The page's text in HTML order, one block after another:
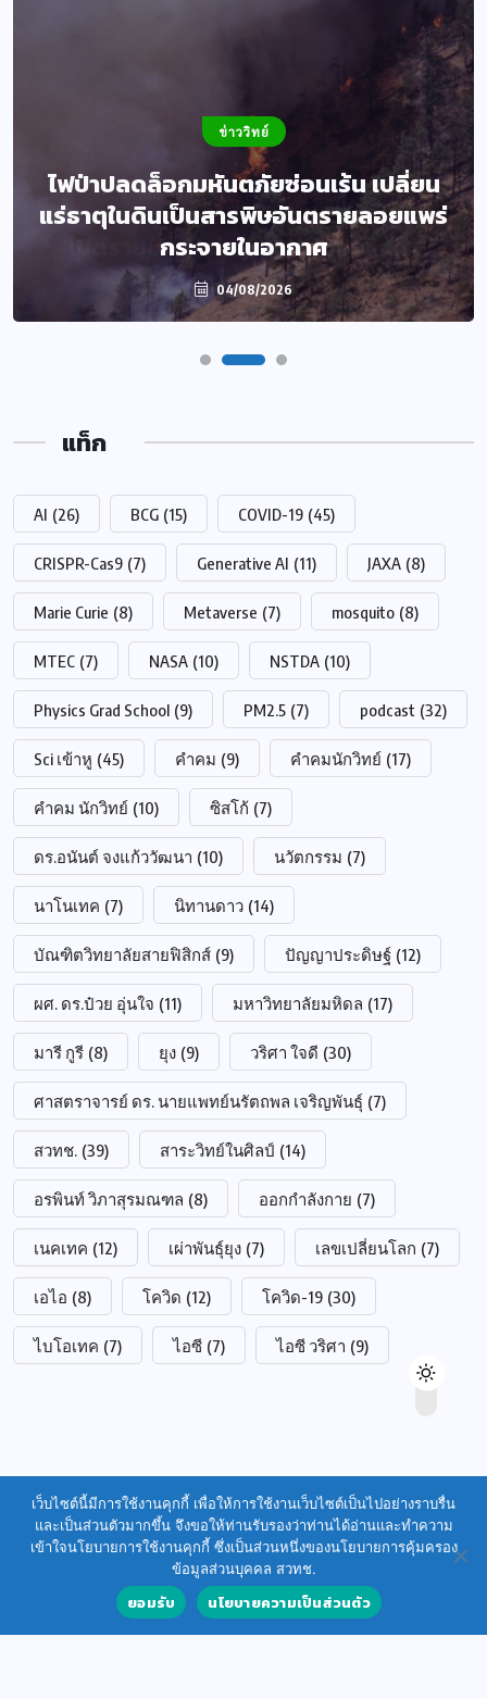
ข่าววิทย์
ไฟป่าปลดล็อกมหันตภัยซ่อนเร้น เปลี่ยน
แร่ธาตุในดินเป็นสารพิษอันตรายลอยแพร่
กระจายในอากาศ
04/08/2026
แท็ก
AI (26) BCG (15) COVID-19 (45)
CRISPR-Cas9 (7) Generative AI (11) JAXA (8)
Marie Curie (8) Metaverse (7) mosquito (8)
MTEC (7) NASA (10) NSTDA (10)
Physics Grad School (9) PM2.5 (7) podcast (32)
Sci เข้าหู (45) คำคม (9) คำคมนักวิทย์ (17)
คำคม นักวิทย์ (10) ซิสโก้ (7)
ดร.อนันต์ จงแก้ววัฒนา (10) นวัตกรรม (7)
นาโนเทค (7) นิทานดาว (14)
บัณฑิตวิทยาลัยสายฟิสิกส์ (9) ปัญญาประดิษฐ์ (12)
ผศ. ดร.ป๋วย อุ่นใจ (11) มหาวิทยาลัยมหิดล (17)
มารี กูรี (8) ยุง (9) วริศา ใจดี (30)
ศาสตราจารย์ ดร. นายแพทย์นรัตถพล เจริญพันธุ์ (7)
สวทช. (39) สาระวิทย์ในศิลป์ (14)
อรพินท์ วิภาสุรมณฑล (8) ออกกำลังกาย (7)
เนคเทค (12) เผ่าพันธุ์ยุง (7) เลขเปลี่ยนโลก (7)
เอไอ (8) โควิด (12) โควิด-19 (30)
ไบโอเทค (7) ไอซี (7) ไอซี วริศา (9)
เว็บไซต์นี้มีการใช้งานคุกกี้ เพื่อให้การใช้งานเว็บไซต์เป็นไปอย่างราบรื่น
และเป็นส่วนตัวมากขึ้น จึงขอให้ท่านรับรองว่าท่านได้อ่านและทำความ
เข้าใจนโยบายการใช้งานคุกกี้ ซึ่งเป็นส่วนหนึ่งของนโยบายการคุ้มครอง
ข้อมูลส่วนบุคคล สวทช.
ยอมรับ นโยบายความเป็นส่วนตัว